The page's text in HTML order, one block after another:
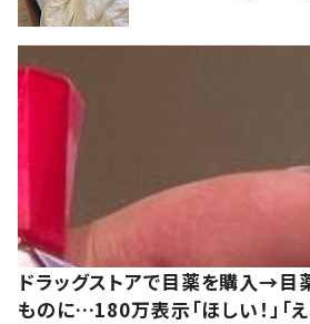
ドラッグストアで目薬を購入→目
ものに…180万表示「ほしい！」「え